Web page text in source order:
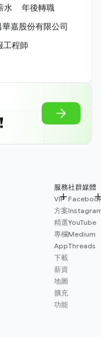
水
年後轉職
華嘉股份有限公司
工程師
服務
VIP
方案
精選
專欄
App
下載
薪資
地圖
擴充
功能
社群媒體
YouTube
Medium
Threads